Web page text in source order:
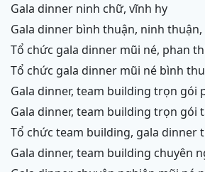
gala dinner ninh chữ, vĩnh hy
gala dinner bình thuận, ninh
tổ chức gala dinner mũi né, phan thiết bình thuận,
ninh thuận, ninh chữ, vĩnh hy, cam
tổ chức gala dinner mũi né bình thuận, ninh chữ, ninh
thuận, cam ranh
gala dinner, team building trọn gói phan thiết bình
thuận, phang rang, ninh thuận,
gala dinner, team building trọn gói tại mũi né phan
thiết bình thuận, phang rang ninh
tổ chức team building, gala dinner trọn gói tại mũi né
phan thiết bình thuận, phang rang,
ninh thuận, cam ranh
gala dinner, team building chuyên nghiệp mũi né phan
thiết, ninh chữ ninh thuận, vĩnh hy,